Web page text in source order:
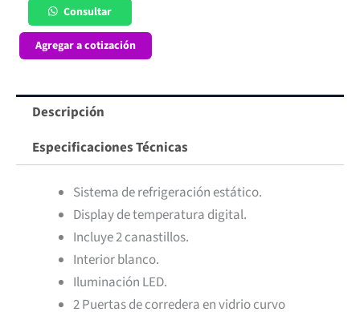
Dual
Tapa
Curvo
cantidad
Consultar
Agregar a cotización
Descripción
Especificaciones Técnicas
Sistema de refrigeración estático.
Display de temperatura digital.
Incluye 2 canastillos.
Interior blanco.
Iluminación LED.
2 Puertas de corredera en vidrio curvo